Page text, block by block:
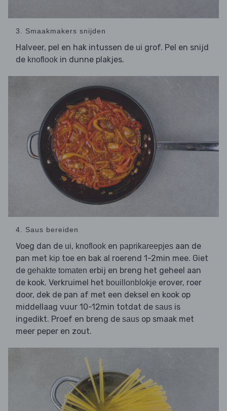
3. Smaakmakers snijden
Halveer, pel en hak intussen de ui grof. Pel en snijd
de knoflook in dunne plakjes.
4. Saus bereiden
Voeg dan de ui, knoflook en paprikareepjes aan de
pan met kip toe en bak al roerend 1-2min mee. Giet
de gehakte tomaten erbij en breng het geheel aan
de kook. Verkruimel het bouillonblokje erover, roer
door, dek de pan af met een deksel en kook op
middellaag vuur 10-12min totdat de saus is
ingedikt. Proef en breng de saus op smaak met
meer peper en zout.